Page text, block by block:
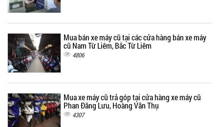
Mua bán xe máy cũ tại các cửa hàng bán xe máy
cũ Nam Từ Liêm, Bắc Từ Liêm
4806
Mua xe máy cũ trả góp tại cửa hàng xe máy cũ
Phan Đăng Lưu, Hoàng Văn Thụ
4307